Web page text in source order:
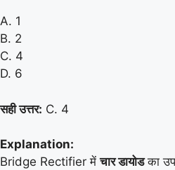
A. 1
B. 2
C. 4
D. 6
सही उत्तर: C. 4
Explanation:
Bridge Rectifier मेंचार डायोडका